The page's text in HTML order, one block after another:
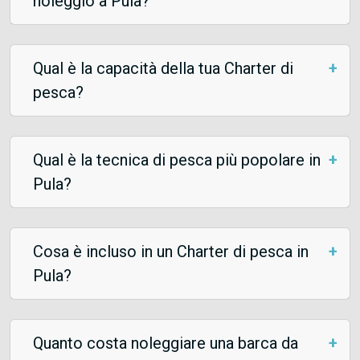
Qual è la capacità della tua Charter di
pesca?
Qual è la tecnica di pesca più popolare in
Pula?
Cosa è incluso in un Charter di pesca in
Pula?
Quanto costa noleggiare una barca da